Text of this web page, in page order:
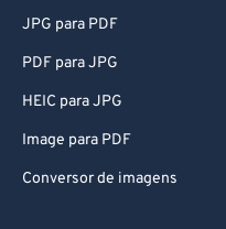
JPG para PDF
PDF para JPG
HEIC para JPG
Image para PDF
Conversor de imagens